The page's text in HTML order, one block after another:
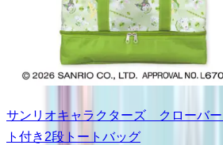
サンリオキャラクターズ クローバー
ト付き2段トートバッグ